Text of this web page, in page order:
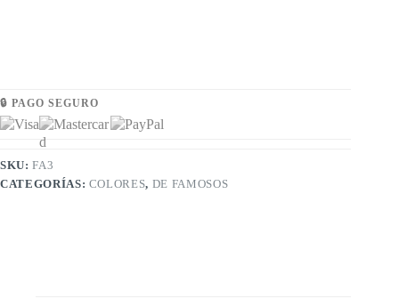
🔒 PAGO SEGURO
SKU:FA3
CATEGORÍAS: COLORES, DE FAMOSOS